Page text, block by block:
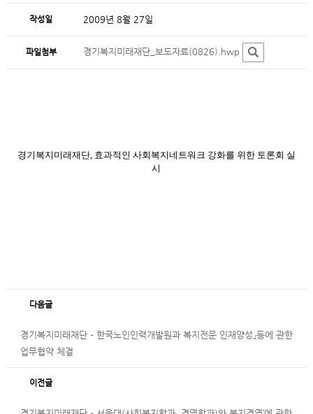
작성일 2009년 8월 27일
파일첨부 경기복지미래재단_보도자료(0826).hwp
경기복지미래재단, 효과적인 사회복지네트워크 강화를 위한 토론회 실
시
다음글
경기복지미래재단 – 한국노인인력개발원과 복지전문 인재양성」등에 관한
업무협약 체결
이전글